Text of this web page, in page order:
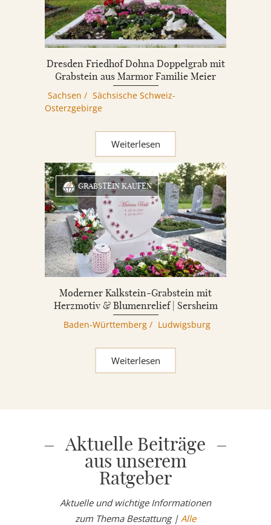
Dresden Friedhof Dohna Doppelgrab mit
Grabstein aus Marmor Familie Meier
Sachsen / Sächsische Schweiz-
Osterzgebirge
Weiterlesen
GRABSTEIN KAUFEN
Moderner Kalkstein-Grabstein mit
Herzmotiv & Blumenrelief | Sersheim
Baden-Württemberg / Ludwigsburg
Weiterlesen
Aktuelle Beiträge
aus unserem
Ratgeber
Aktuelle und wichtige Informationen
zum Thema Bestattung | Alle